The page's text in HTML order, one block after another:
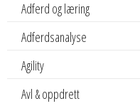
Adferd og læring
Adferdsanalyse
Agility
Avl & oppdrett